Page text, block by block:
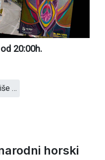
20:00h.
…
horski